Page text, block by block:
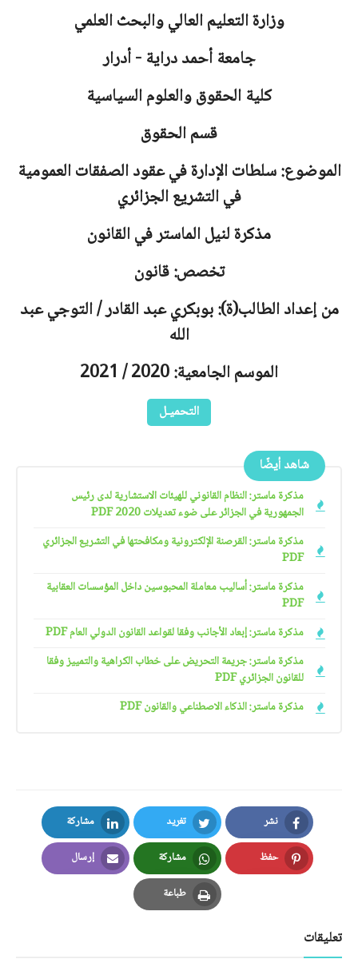
وزارة التعليم العالي والبحث العلمي
جامعةأحمد دراية - أدرار
كلية الحقوق والعلوم السياسية
قسم الحقوق
الموضوع: سلطات الإدارة في عقود الصفقات العمومية
في التشريع الجزائري
مذكرة لنيل الماستر في القانون
تخصص: قانون
من إعداد الطالب(ة): بوبكري عبد القادر / التوجي عبد
الله
الموسم الجامعية: 2020 / 2021
التحميـل
شاهد أيضًا
مذكرة ماستر: النظام القانوني للهيئات الاستشارية لدى رئيس
الجمهورية في الجزائر على ضوء تعديلات 2020 PDF
مذكرة ماستر: القرصنة الإلكترونية ومكافحتها في التشريع الجزائري
PDF
مذكرة ماستر: أساليب معاملة المحبوسين داخل المؤسسات العقابية
PDF
مذكرة ماستر: إبعاد الأجانب وفقا لقواعد القانون الدولي العام PDF
مذكرة ماستر: جريمة التحريض على خطاب الكراهية والتمييز وفقا
للقانون الجزائري PDF
مذكرة ماستر: الذكاء الاصطناعي والقانون PDF
نشر
Facebook
تغريد
Twitter
مشاركة
LinkedIn
حفظ
Pinterest
مشاركة
Whatsapp
إرسال
Email
طباعة
Print
تعليقات